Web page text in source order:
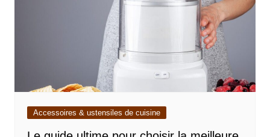
Accessoires & ustensiles de cuisine